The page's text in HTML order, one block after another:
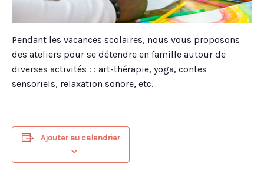
Pendant les vacances scolaires, nous vous proposons
des ateliers pour se détendre en famille autour de
diverses activités : : art-thérapie, yoga, contes
sensoriels, relaxation sonore, etc.
Ajouter au calendrier